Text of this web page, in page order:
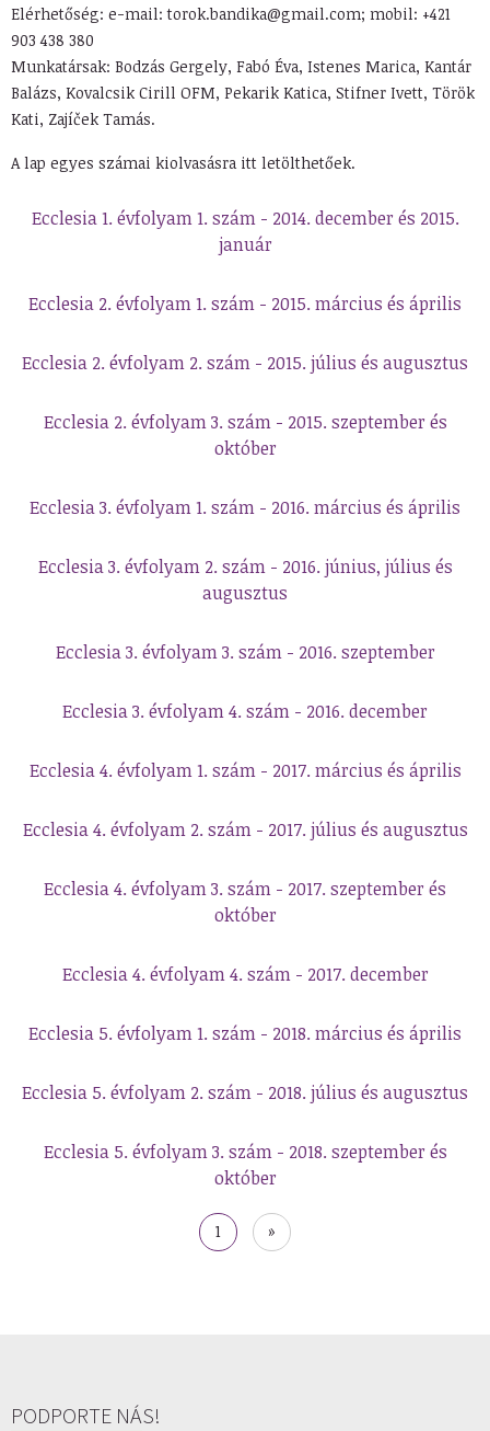
Elérhetőség: e-mail: torok.bandika@gmail.com; mobil: +421
903 438 380
Munkatársak: Bodzás Gergely, Fabó Éva, Istenes Marica, Kantár
Balázs, Kovalcsik Cirill OFM, Pekarik Katica, Stifner Ivett, Török
Kati, Zajíček Tamás.
A lap egyes számai kiolvasásra itt letölthetőek.
Ecclesia 1. évfolyam 1. szám - 2014. december és 2015.
január
Ecclesia 2. évfolyam 1. szám - 2015. március és április
Ecclesia 2. évfolyam 2. szám - 2015. július és augusztus
Ecclesia 2. évfolyam 3. szám - 2015. szeptember és
október
Ecclesia 3. évfolyam 1. szám - 2016. március és április
Ecclesia 3. évfolyam 2. szám - 2016. június, július és
augusztus
Ecclesia 3. évfolyam 3. szám - 2016. szeptember
Ecclesia 3. évfolyam 4. szám - 2016. december
Ecclesia 4. évfolyam 1. szám - 2017. március és április
Ecclesia 4. évfolyam 2. szám - 2017. július és augusztus
Ecclesia 4. évfolyam 3. szám - 2017. szeptember és
október
Ecclesia 4. évfolyam 4. szám - 2017. december
Ecclesia 5. évfolyam 1. szám - 2018. március és április
Ecclesia 5. évfolyam 2. szám - 2018. július és augusztus
Ecclesia 5. évfolyam 3. szám - 2018. szeptember és
október
Jelenlegi
oldal
1
Utolsó
oldal
»
PODPORTE NÁS!